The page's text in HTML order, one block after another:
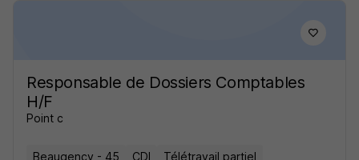
Responsable de Dossiers Comptables
H/F
Point c
Beaugency - 45 CDI Télétravail partiel